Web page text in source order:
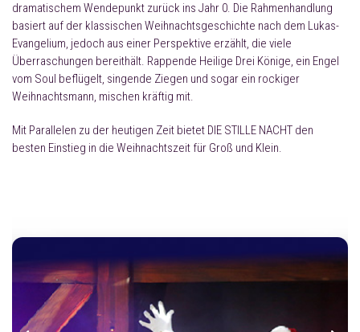
dramatischem Wendepunkt zurück ins Jahr 0. Die Rahmenhandlung
basiert auf der klassischen Weihnachtsgeschichte nach dem Lukas-
Evangelium, jedoch aus einer Perspektive erzählt, die viele
Überraschungen bereithält. Rappende Heilige Drei Könige, ein Engel
vom Soul beflügelt, singende Ziegen und sogar ein rockiger
Weihnachtsmann, mischen kräftig mit.
Mit Parallelen zu der heutigen Zeit bietet DIE STILLE NACHT den
besten Einstieg in die Weihnachtszeit für Groß und Klein.